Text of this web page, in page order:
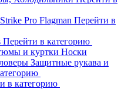
Strike Pro Flagman Перейти в
Перейти в категорию
и куртки Носки
Защитные рукава и
в категорию